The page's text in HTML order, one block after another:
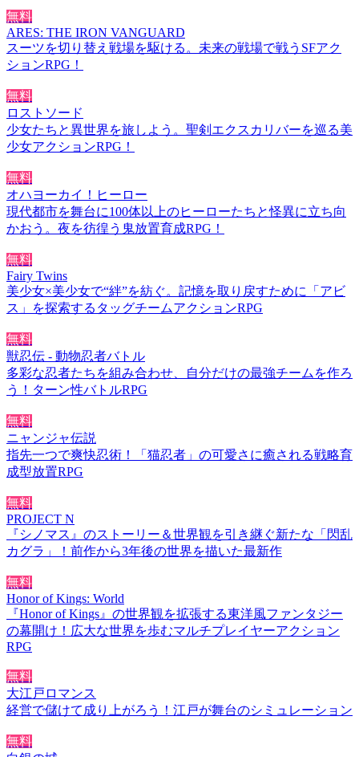
無料
ARES: THE IRON VANGUARD
スーツを切り替え戦場を駆ける。未来の戦場で戦うSFアク
ションRPG！
無料
ロストソード
少女たちと異世界を旅しよう。聖剣エクスカリバーを巡る美
少女アクションRPG！
無料
オハヨーカイ！ヒーロー
現代都市を舞台に100体以上のヒーローたちと怪異に立ち向
かおう。夜を彷徨う鬼放置育成RPG！
無料
Fairy Twins
美少女×美少女で“絆”を紡ぐ。記憶を取り戻すために「アビ
ス」を探索するタッグチームアクションRPG
無料
獣忍伝 - 動物忍者バトル
多彩な忍者たちを組み合わせ、自分だけの最強チームを作ろ
う！ターン性バトルRPG
無料
ニャンジャ伝説
指先一つで爽快忍術！「猫忍者」の可愛さに癒される戦略育
成型放置RPG
無料
PROJECT N
『シノマス』のストーリー＆世界観を引き継ぐ新たな「閃乱
カグラ」！前作から3年後の世界を描いた最新作
無料
Honor of Kings: World
『Honor of Kings』の世界観を拡張する東洋風ファンタジー
の幕開け！広大な世界を歩むマルチプレイヤーアクション
RPG
無料
大江戸ロマンス
経営で儲けて成り上がろう！江戸が舞台のシミュレーション
無料